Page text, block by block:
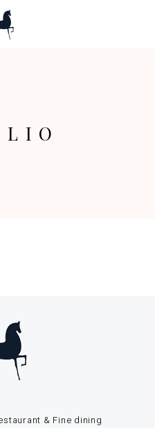
& Fine dining